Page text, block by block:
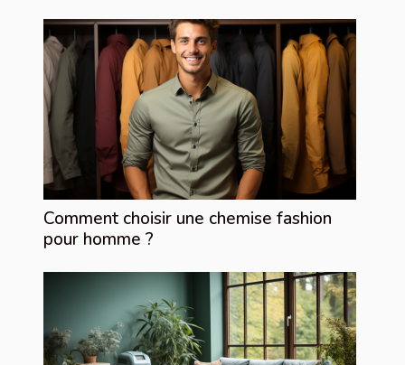
Comment choisir une chemise fashion
pour homme ?